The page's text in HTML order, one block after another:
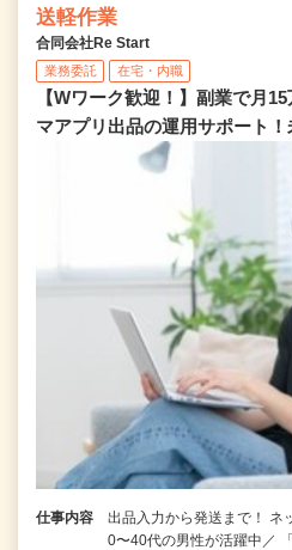
送軽作業
合同会社Re Start
業務委託 在宅・内職
【Wワーク歓迎！】副業で月
マアプリ出品の運用サポート
仕事内容
出品入力から発送まで！
0〜40代の男性が活躍中／